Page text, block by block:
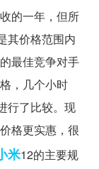
的一年，但所
其价格范围内
最佳竞争对手
，几个小时
行了比较。现
格更实惠，很
米12的主要规